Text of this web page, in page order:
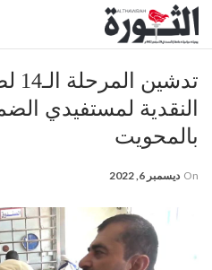
النقدية لمستفيدي
بالمحويت
On ديسمبر 6, 2022